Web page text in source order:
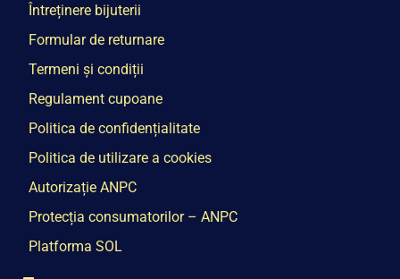
Întreținere bijuterii
Formular de returnare
Termeni și condiții
Regulament cupoane
Politica de confidențialitate
Politica de utilizare a cookies
Autorizație ANPC
Protecția consumatorilor – ANPC
Platforma SOL